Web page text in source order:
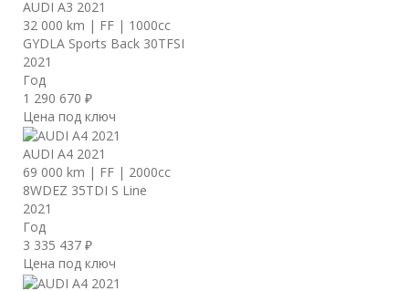
AUDI A3 2021
32 000 km | FF | 1000cc
GYDLA Sports Back 30TFSI
2021
Год
1 290 670 ₽
Цена под ключ
AUDI A4 2021
69 000 km | FF | 2000cc
8WDEZ 35TDI S Line
2021
Год
3 335 437 ₽
Цена под ключ